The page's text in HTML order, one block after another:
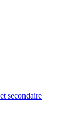
secondaire